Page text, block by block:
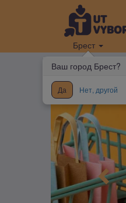
Брест
Ваш город Брест?
Да Нет, другой